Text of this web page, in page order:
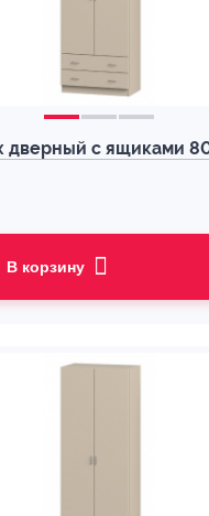
дверный с ящиками
В корзину